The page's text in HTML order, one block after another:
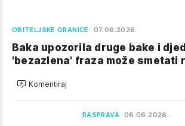
OBITELJSKE GRANICE 07.06.2026.
Baka upozorila druge bake i
'bezazlena' fraza može smetati
Komentiraj
RASPRAVA 06.06.2026.